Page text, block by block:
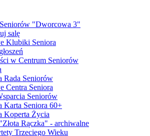
"Dworcowa 3"
salę
Klubiki Seniora
w Centrum Seniorów
Rada Seniorów
Centra Seniora
Seniorów
Karta Seniora 60+
Koperta Życia
Rączka" - archiwalne
Trzeciego Wieku